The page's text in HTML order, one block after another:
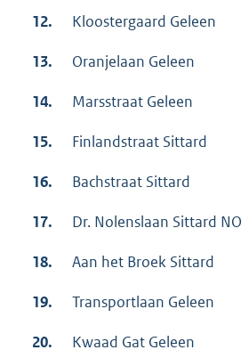
12. Kloostergaard Geleen
13. Oranjelaan Geleen
14. Marsstraat Geleen
15. Finlandstraat Sittard
16. Bachstraat Sittard
17. Dr. Nolenslaan Sittard NO
18. Aan het Broek Sittard
19. Transportlaan Geleen
20. Kwaad Gat Geleen